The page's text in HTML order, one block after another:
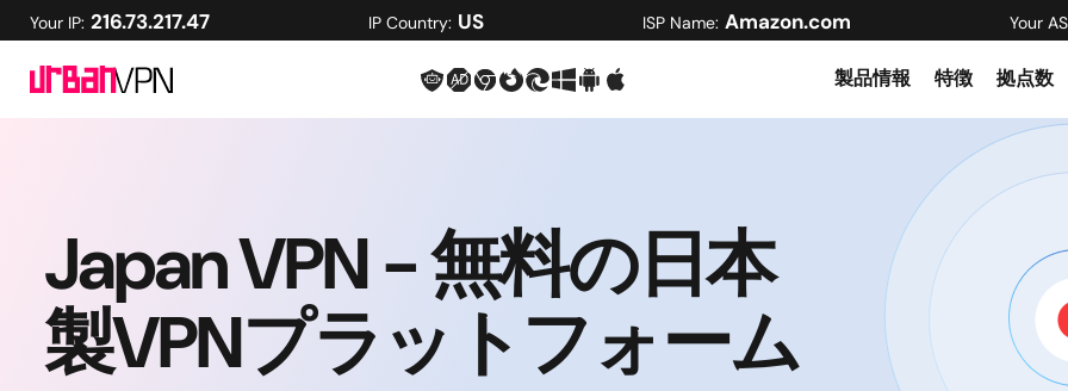
Your IP: 216.73.217.47 IP Country: US ISP Name: Amazon.com Your
製品情報 特徴 拠点数
Japan VPN - 無料の日本
製VPNプラットフォーム